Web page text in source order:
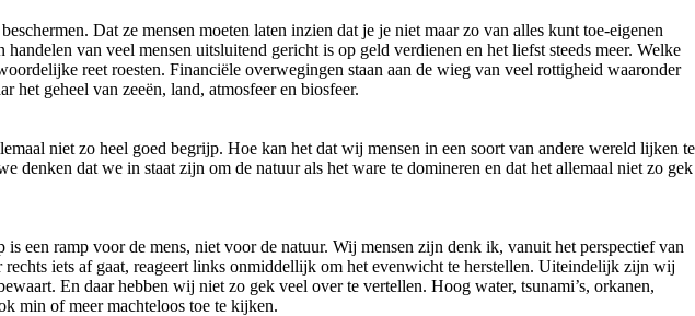
Dat ze mensen moeten laten inzien dat je je niet maar zo van alles kunt toe-eigenen
van veel mensen uitsluitend gericht is op geld verdienen en het liefst steeds meer. Welke
reet roesten. Financiële overwegingen staan aan de wieg van veel rottigheid waaronder
het geheel van zeeën, land, atmosfeer en biosfeer.
niet zo heel goed begrijp. Hoe kan het dat wij mensen in een soort van andere wereld lijken te
denken dat we in staat zijn om de natuur als het ware te domineren en dat het allemaal niet zo gek
een ramp voor de mens, niet voor de natuur. Wij mensen zijn denk ik, vanuit het perspectief van
iets af gaat, reageert links onmiddellijk om het evenwicht te herstellen. Uiteindelijk zijn wij
En daar hebben wij niet zo gek veel over te vertellen. Hoog water, tsunami’s, orkanen,
min of meer machteloos toe te kijken.